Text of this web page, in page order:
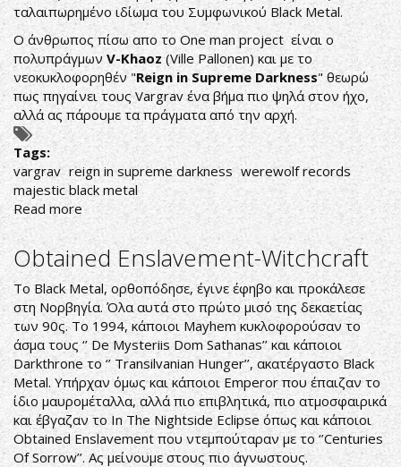
ταλαιπωρημένο ιδίωμα του Συμφωνικού Black Metal.
O άνθρωπος πίσω απο το One man project είναι ο
πολυπράγμων V-Khaoz(Ville Pallonen) και με το
νεοκυκλοφορηθέν "Reign in Supreme Darkness" θεωρώ
πως πηγαίνει τους Vargrav ένα βήμα πιο ψηλά στον ήχο,
αλλά ας πάρουμε τα πράγματα από την αρχή.
Tags:
vargrav reign in supreme darkness werewolf records
majestic black metal
Read moreabout
The
Return
of
Majestic
Black
Metal
Obtained Enslavement-Witchcraft
Το Black Metal, ορθοπόδησε, έγινε έφηβο και προκάλεσε
στη Νορβηγία. Όλα αυτά στο πρώτο μισό της δεκαετίας
των 90ς. To 1994, κάποιοι Mayhem κυκλοφορούσαν το
άσμα τους ‘’ De Mysteriis Dom Sathanas’’ και κάποιοι
Darkthrone το ‘’ Transilvanian Hunger’’, ακατέργαστο Black
Metal. Yπήρχαν όμως και κάποιοι Emperor που έπαιζαν το
ίδιο μαυρομέταλλα, αλλά πιο επιβλητικά, πιο ατμοσφαιρικά
και έβγαζαν το In The Nightside Eclipse όπως και κάποιοι
Obtained Enslavement που ντεμπούταραν με το ‘’Centuries
Of Sorrow’’. Ας μείνουμε στους πιο άγνωστους.